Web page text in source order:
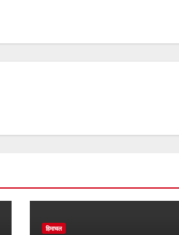
हिमाचल